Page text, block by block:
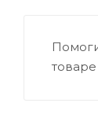
товаре